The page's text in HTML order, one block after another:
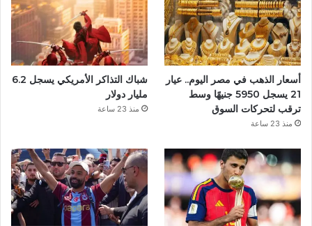
و
ك
أسعار الذهب في مصر اليوم.. عيار
21 يسجل 5950 جنيهًا وسط
ترقب لتحركات السوق
منذ 23 ساعة
شباك التذاكر الأمريكي يسجل 6.2
مليار دولار
منذ 23 ساعة